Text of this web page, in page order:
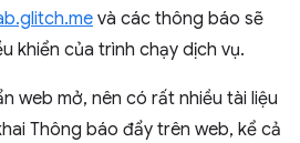
và các thông báo sẽ
khiển của trình chạy dịch vụ.
web mở, nên có rất nhiều tài liệu
Thông báo đẩy trên web, kể cả